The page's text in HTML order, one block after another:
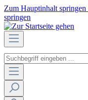
Zum Hauptinhalt springen
springen